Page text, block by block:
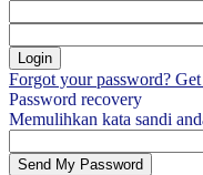
Forgot your password?
Password recovery
Memulihkan kata sandi